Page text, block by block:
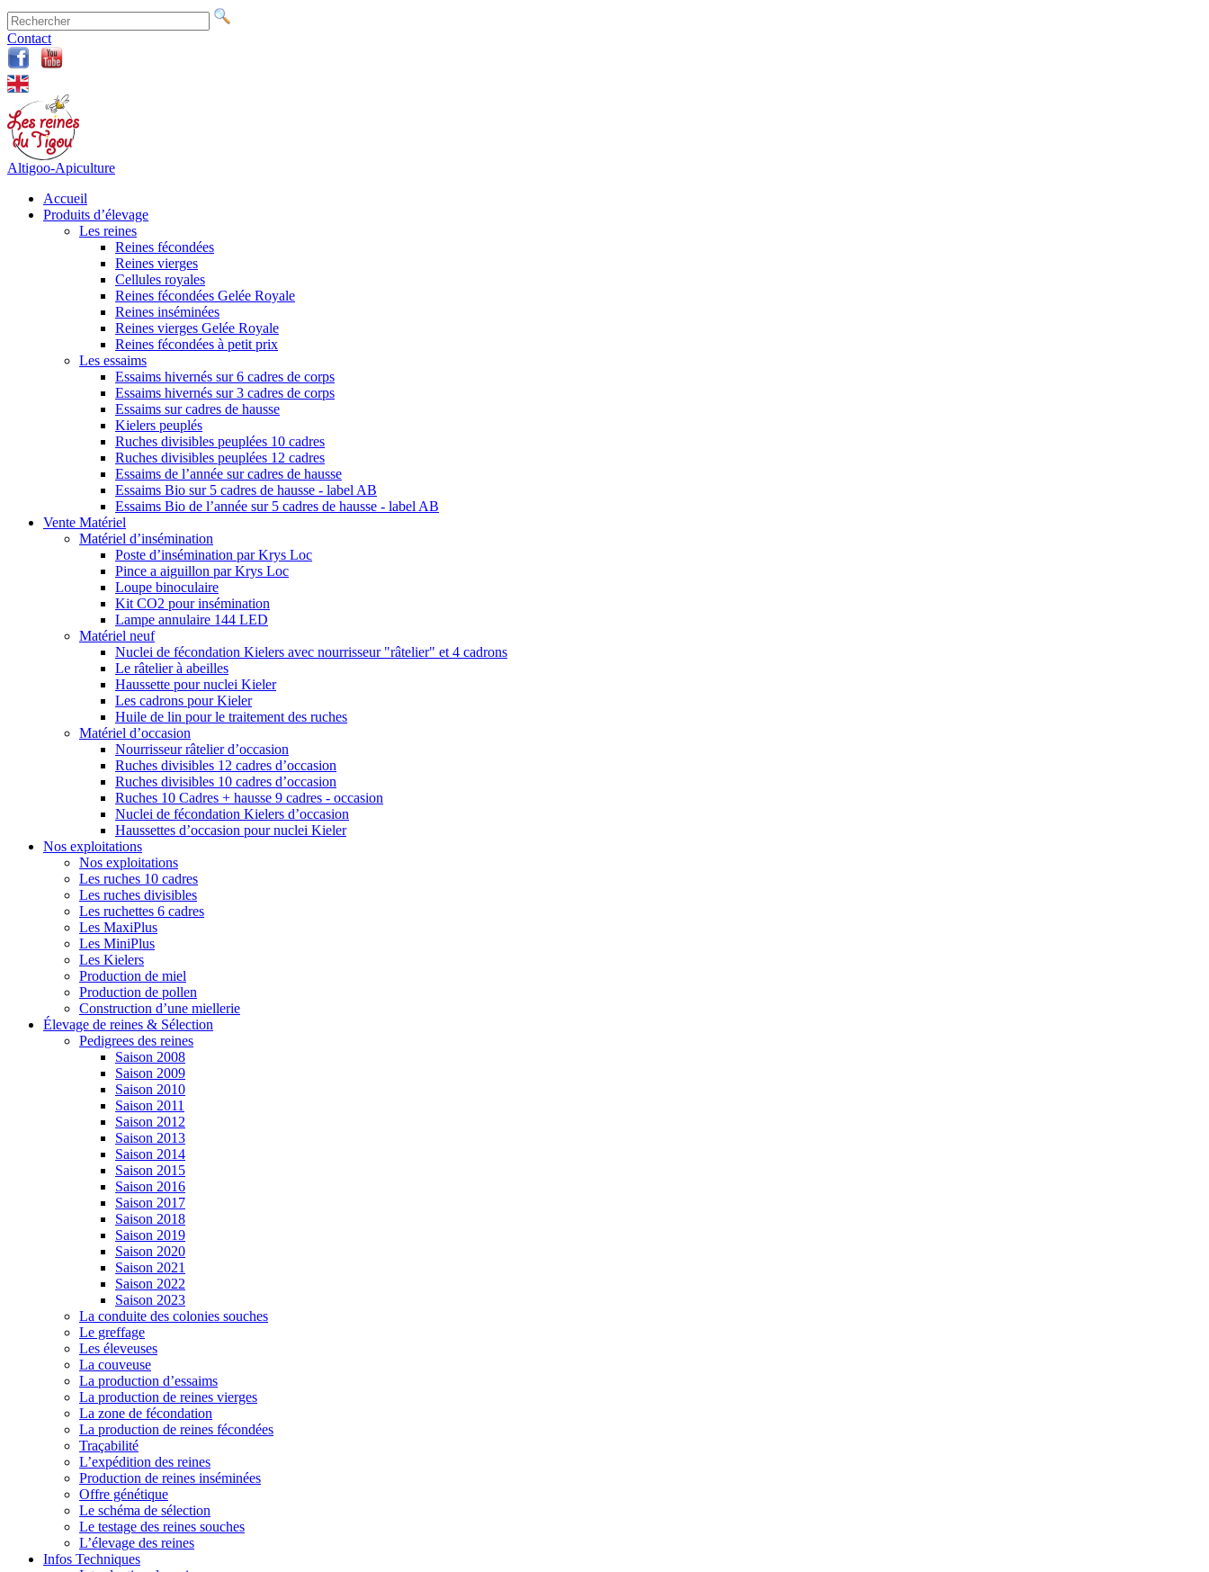
Contact
Altigoo-Apiculture
Accueil
Produits d’élevage
Les reines
Reines fécondées
Reines vierges
Cellules royales
Reines fécondées Gelée Royale
Reines inséminées
Reines vierges Gelée Royale
Reines fécondées à petit prix
Les essaims
Essaims hivernés sur 6 cadres de corps
Essaims hivernés sur 3 cadres de corps
Essaims sur cadres de hausse
Kielers peuplés
Ruches divisibles peuplées 10 cadres
Ruches divisibles peuplées 12 cadres
Essaims de l’année sur cadres de hausse
Essaims Bio sur 5 cadres de hausse - label AB
Essaims Bio de l’année sur 5 cadres de hausse - label AB
Vente Matériel
Matériel d’insémination
Poste d’insémination par Krys Loc
Pince a aiguillon par Krys Loc
Loupe binoculaire
Kit CO2 pour insémination
Lampe annulaire 144 LED
Matériel neuf
Nuclei de fécondation Kielers avec nourrisseur "râtelier" et 4 cadrons
Le râtelier à abeilles
Haussette pour nuclei Kieler
Les cadrons pour Kieler
Huile de lin pour le traitement des ruches
Matériel d’occasion
Nourrisseur râtelier d’occasion
Ruches divisibles 12 cadres d’occasion
Ruches divisibles 10 cadres d’occasion
Ruches 10 Cadres + hausse 9 cadres - occasion
Nuclei de fécondation Kielers d’occasion
Haussettes d’occasion pour nuclei Kieler
Nos exploitations
Nos exploitations
Les ruches 10 cadres
Les ruches divisibles
Les ruchettes 6 cadres
Les MaxiPlus
Les MiniPlus
Les Kielers
Production de miel
Production de pollen
Construction d’une miellerie
Élevage de reines & Sélection
Pedigrees des reines
Saison 2008
Saison 2009
Saison 2010
Saison 2011
Saison 2012
Saison 2013
Saison 2014
Saison 2015
Saison 2016
Saison 2017
Saison 2018
Saison 2019
Saison 2020
Saison 2021
Saison 2022
Saison 2023
La conduite des colonies souches
Le greffage
Les éleveuses
La couveuse
La production d’essaims
La production de reines vierges
La zone de fécondation
La production de reines fécondées
Traçabilité
L’expédition des reines
Production de reines inséminées
Offre génétique
Le schéma de sélection
Le testage des reines souches
L’élevage des reines
Infos Techniques